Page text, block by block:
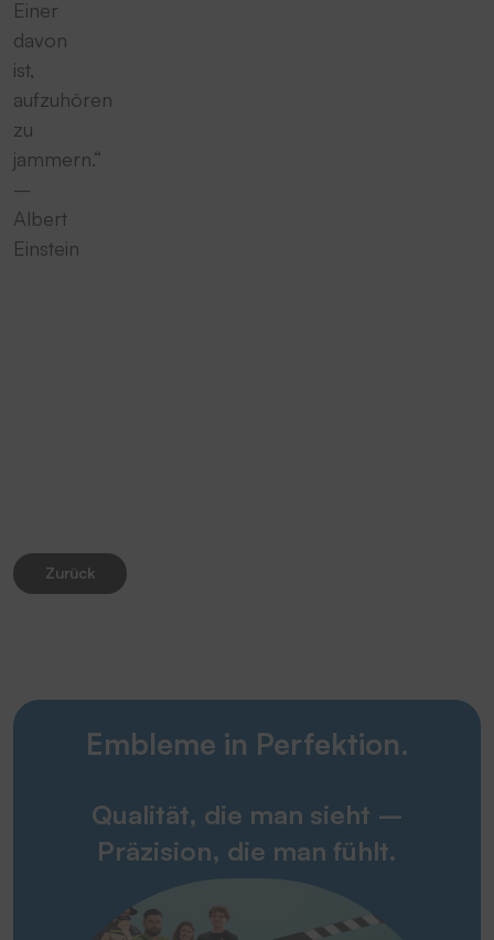
Einer
davon
ist,
aufzuhören
zu
jammern.“
–
Albert
Einstein
Zurück
Embleme in Perfektion.
Qualität, die man sieht –
Präzision, die man fühlt.